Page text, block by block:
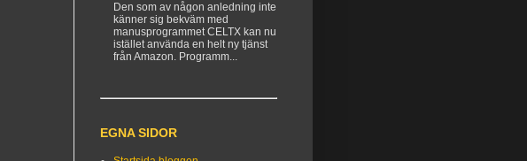
Den som av någon anledning inte
känner sig bekväm med
manusprogrammet CELTX kan nu
istället använda en helt ny tjänst
från Amazon. Programm...
EGNA SIDOR